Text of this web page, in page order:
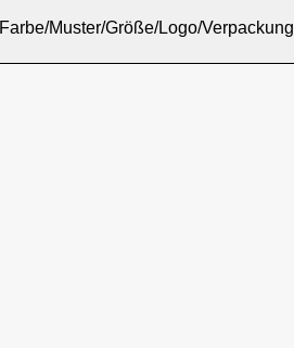
Farbe/Muster/Größe/Logo/Verpackung